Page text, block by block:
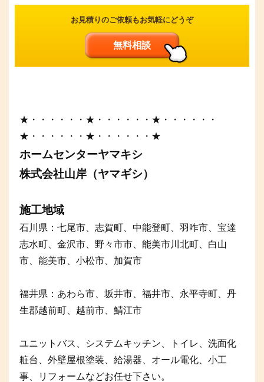
お見積りのご依頼もお気軽にどうぞ
無料相談
★・・・・・・★・・・・・・★・・・・・・
★・・・・・・★・・・・・・★
ホームセンターヤマキシ
株式会社山岸（ヤマギシ）
施工地域
石川県：七尾市、志賀町、中能登町、羽咋市、宝達
志水町、金沢市、野々市市、能美市川北町、白山
市、能美市、小松市、加賀市
福井県：あわら市、坂井市、福井市、永平寺町、丹
生郡越前町、越前市、鯖江市
ユニットバス、システムキッチン、トイレ、洗面化
粧台、外壁屋根塗装、給湯器、オール電化、小工
事、リフォームなどお任せ下さい。